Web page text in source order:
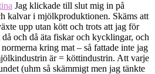
Jag klickade till slut mig in på
kalvar i mjölkproduktionen. Skäms att
upp utan kött och trots att jag för
då och då äta fiskar och kycklingar, och
kring mat – så fattade inte jag
är = köttindustrin. Att varje
(uhm så skämmigt men jag tänkte